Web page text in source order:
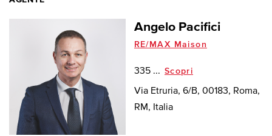
Angelo Pacifici
RE/MAX Maison
335 ... Scopri
Via Etruria, 6/B, 00183, Roma,
RM, Italia